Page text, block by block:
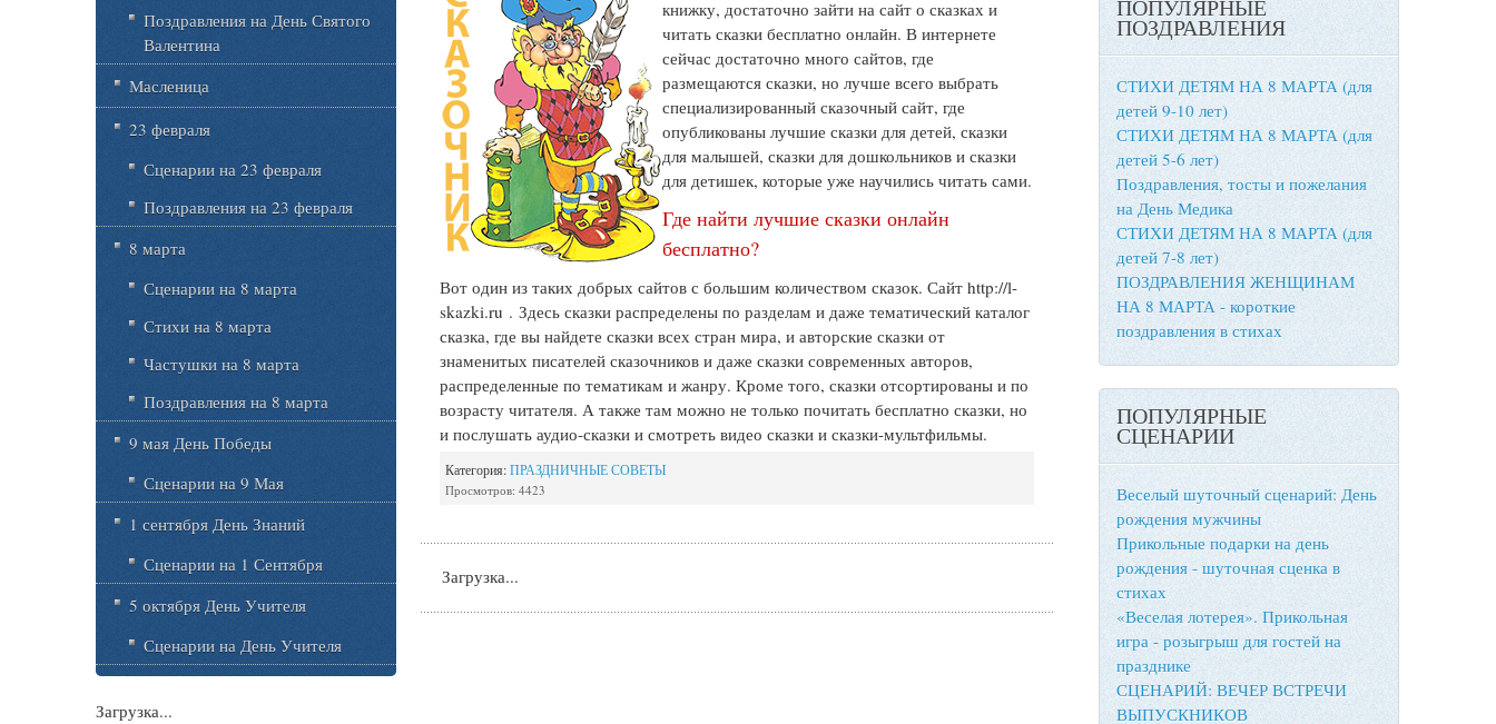
книжку, достаточно зайти на сайт о сказках и
читать сказки бесплатно онлайн. В интернете
сейчас достаточно много сайтов, где
размещаются сказки, но лучше всего выбрать
специализированный сказочный сайт, где
опубликованы лучшие сказки для детей, сказки
для малышей, сказки для дошкольников и сказки
для детишек, которые уже научились читать сами.
Где найти лучшие сказки онлайн
бесплатно?
Вот один из таких добрых сайтов с большим количеством сказок. Сайт http://l-
skazki.ru . Здесь сказки распределены по разделам и даже тематический каталог
сказка, где вы найдете сказки всех стран мира, и авторские сказки от
знаменитых писателей сказочников и даже сказки современных авторов,
распределенные по тематикам и жанру. Кроме того, сказки отсортированы и по
возрасту читателя. А также там можно не только почитать бесплатно сказки, но
и послушать аудио-сказки и смотреть видео сказки и сказки-мультфильмы.
Категория:ПРАЗДНИЧНЫЕ СОВЕТЫ
Просмотров: 4423
Загрузка...
Поздравления на День Святого
Валентина
Масленица
23 февраля
Сценарии на 23 февраля
Поздравления на 23 февраля
8 марта
Сценарии на 8 марта
Стихи на 8 марта
Частушки на 8 марта
Поздравления на 8 марта
9 мая День Победы
Сценарии на 9 Мая
1 сентября День Знаний
Сценарии на 1 Сентября
5 октября День Учителя
Сценарии на День Учителя
Загрузка...
ПОПУЛЯРНЫЕ
ПОЗДРАВЛЕНИЯ
СТИХИ ДЕТЯМ НА 8 МАРТА (для
детей 9-10 лет)
СТИХИ ДЕТЯМ НА 8 МАРТА (для
детей 5-6 лет)
Поздравления, тосты и пожелания
на День Медика
СТИХИ ДЕТЯМ НА 8 МАРТА (для
детей 7-8 лет)
ПОЗДРАВЛЕНИЯ ЖЕНЩИНАМ
НА 8 МАРТА - короткие
поздравления в стихах
ПОПУЛЯРНЫЕ
СЦЕНАРИИ
Веселый шуточный сценарий: День
рождения мужчины
Прикольные подарки на день
рождения - шуточная сценка в
стихах
«Веселая лотерея». Прикольная
игра - розыгрыш для гостей на
празднике
СЦЕНАРИЙ: ВЕЧЕР ВСТРЕЧИ
ВЫПУСКНИКОВ